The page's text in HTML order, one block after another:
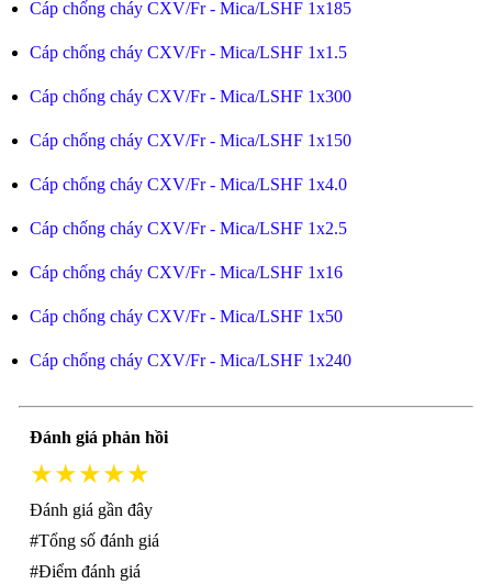
Cáp chống cháy CXV/Fr - Mica/LSHF 1x185
Cáp chống cháy CXV/Fr - Mica/LSHF 1x1.5
Cáp chống cháy CXV/Fr - Mica/LSHF 1x300
Cáp chống cháy CXV/Fr - Mica/LSHF 1x150
Cáp chống cháy CXV/Fr - Mica/LSHF 1x4.0
Cáp chống cháy CXV/Fr - Mica/LSHF 1x2.5
Cáp chống cháy CXV/Fr - Mica/LSHF 1x16
Cáp chống cháy CXV/Fr - Mica/LSHF 1x50
Cáp chống cháy CXV/Fr - Mica/LSHF 1x240
Đánh giá phản hồi
★★★★★
Đánh giá gần đây
#Tổng số đánh giá
#Điểm đánh giá